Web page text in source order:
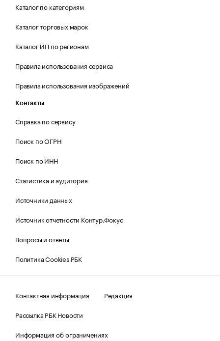
Каталог по категориям
Каталог торговых марок
Каталог ИП по регионам
Правила использования сервиса
Правила использования изображений
Контакты
Справка по сервису
Поиск по ОГРН
Поиск по ИНН
Статистика и аудитория
Источники данных
Источник отчетности Контур.Фокус
Вопросы и ответы
Политика Cookies РБК
Контактная информация
Редакция
Рассылка РБК Новости
Информация об ограничениях